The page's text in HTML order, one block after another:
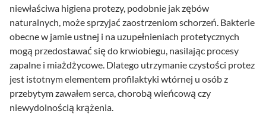
niewłaściwa higiena protezy, podobnie jak zębów
naturalnych, może sprzyjać zaostrzeniom schorzeń. Bakterie
obecne w jamie ustnej i na uzupełnieniach protetycznych
mogą przedostawać się do krwiobiegu, nasilając procesy
zapalne i miażdżycowe. Dlatego utrzymanie czystości protez
jest istotnym elementem profilaktyki wtórnej u osób z
przebytym zawałem serca, chorobą wieńcową czy
niewydolnością krążenia.